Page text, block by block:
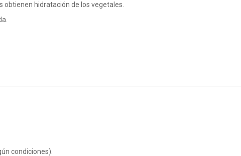
obtienen hidratación de los vegetales.
condiciones).